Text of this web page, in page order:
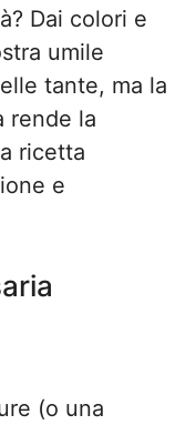
Dai colori e
umile
tante, ma la
rende la
ricetta
e
(o una